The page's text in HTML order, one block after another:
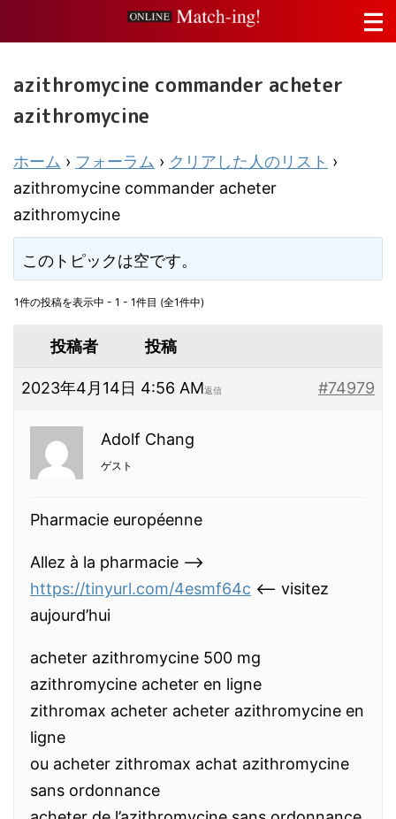
azithromycine commander acheter
azithromycine
ホーム › フォーラム › クリアした人のリスト ›
azithromycine commander acheter
azithromycine
このトピックは空です。
1件の投稿を表示中 - 1 - 1件目 (全1件中)
投稿者 投稿
2023年4月14日 4:56 AM #74979
返信
Adolf Chang
ゲスト
Pharmacie européenne
Allez à la pharmacie —>
https://tinyurl.com/4esmf64c <— visitez
aujourd’hui
acheter azithromycine 500 mg
azithromycine acheter en ligne
zithromax acheter acheter azithromycine en
ligne
ou acheter zithromax achat azithromycine
sans ordonnance